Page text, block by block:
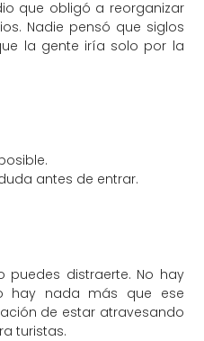
que obligó a reorganizar
Nadie pensó que siglos
la gente iría solo por la
antes de entrar.
puedes distraerte. No hay
hay nada más que ese
de estar atravesando
turistas.